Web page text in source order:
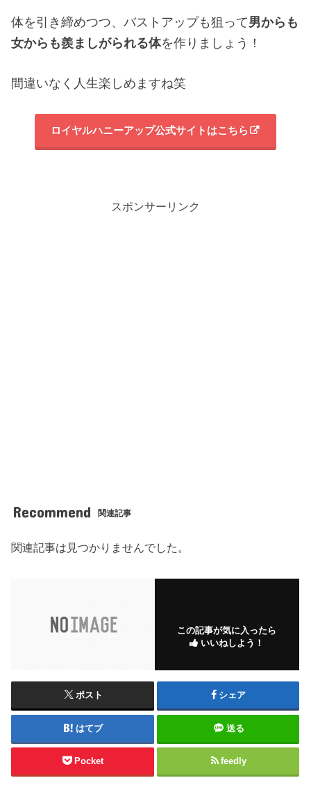
体を引き締めつつ、バストアップも狙って男からも
女からも羨ましがられる体を作りましょう！
間違いなく人生楽しめますね笑
ロイヤルハニーアップ公式サイトはこちら
スポンサーリンク
Recommend 関連記事
関連記事は見つかりませんでした。
この記事が気に入ったら
いいねしよう！
ポスト シェア
はてブ 送る
Pocket feedly